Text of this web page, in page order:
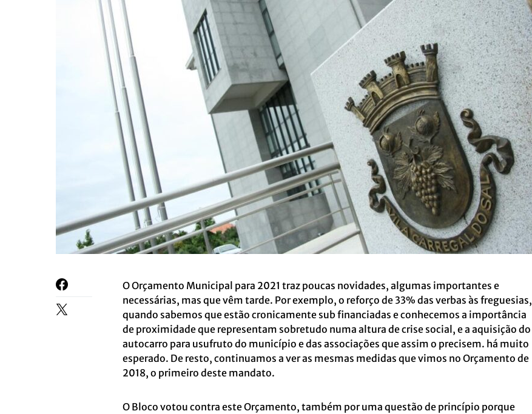
O Orçamento Municipal para 2021 traz poucas novidades, algumas importantes e
necessárias, mas que vêm tarde. Por exemplo, o reforço de 33% das verbas às freguesias,
quando sabemos que estão cronicamente sub financiadas e conhecemos a importância
de proximidade que representam sobretudo numa altura de crise social, e a aquisição do
autocarro para usufruto do município e das associações que assim o precisem. há muito
esperado. De resto, continuamos a ver as mesmas medidas que vimos no Orçamento de
2018, o primeiro deste mandato.
O Bloco votou contra este Orçamento, também por uma questão de princípio porque